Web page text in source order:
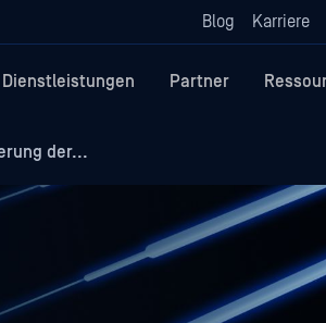
Blog Karriere
Dienstleistungen Partner
der...